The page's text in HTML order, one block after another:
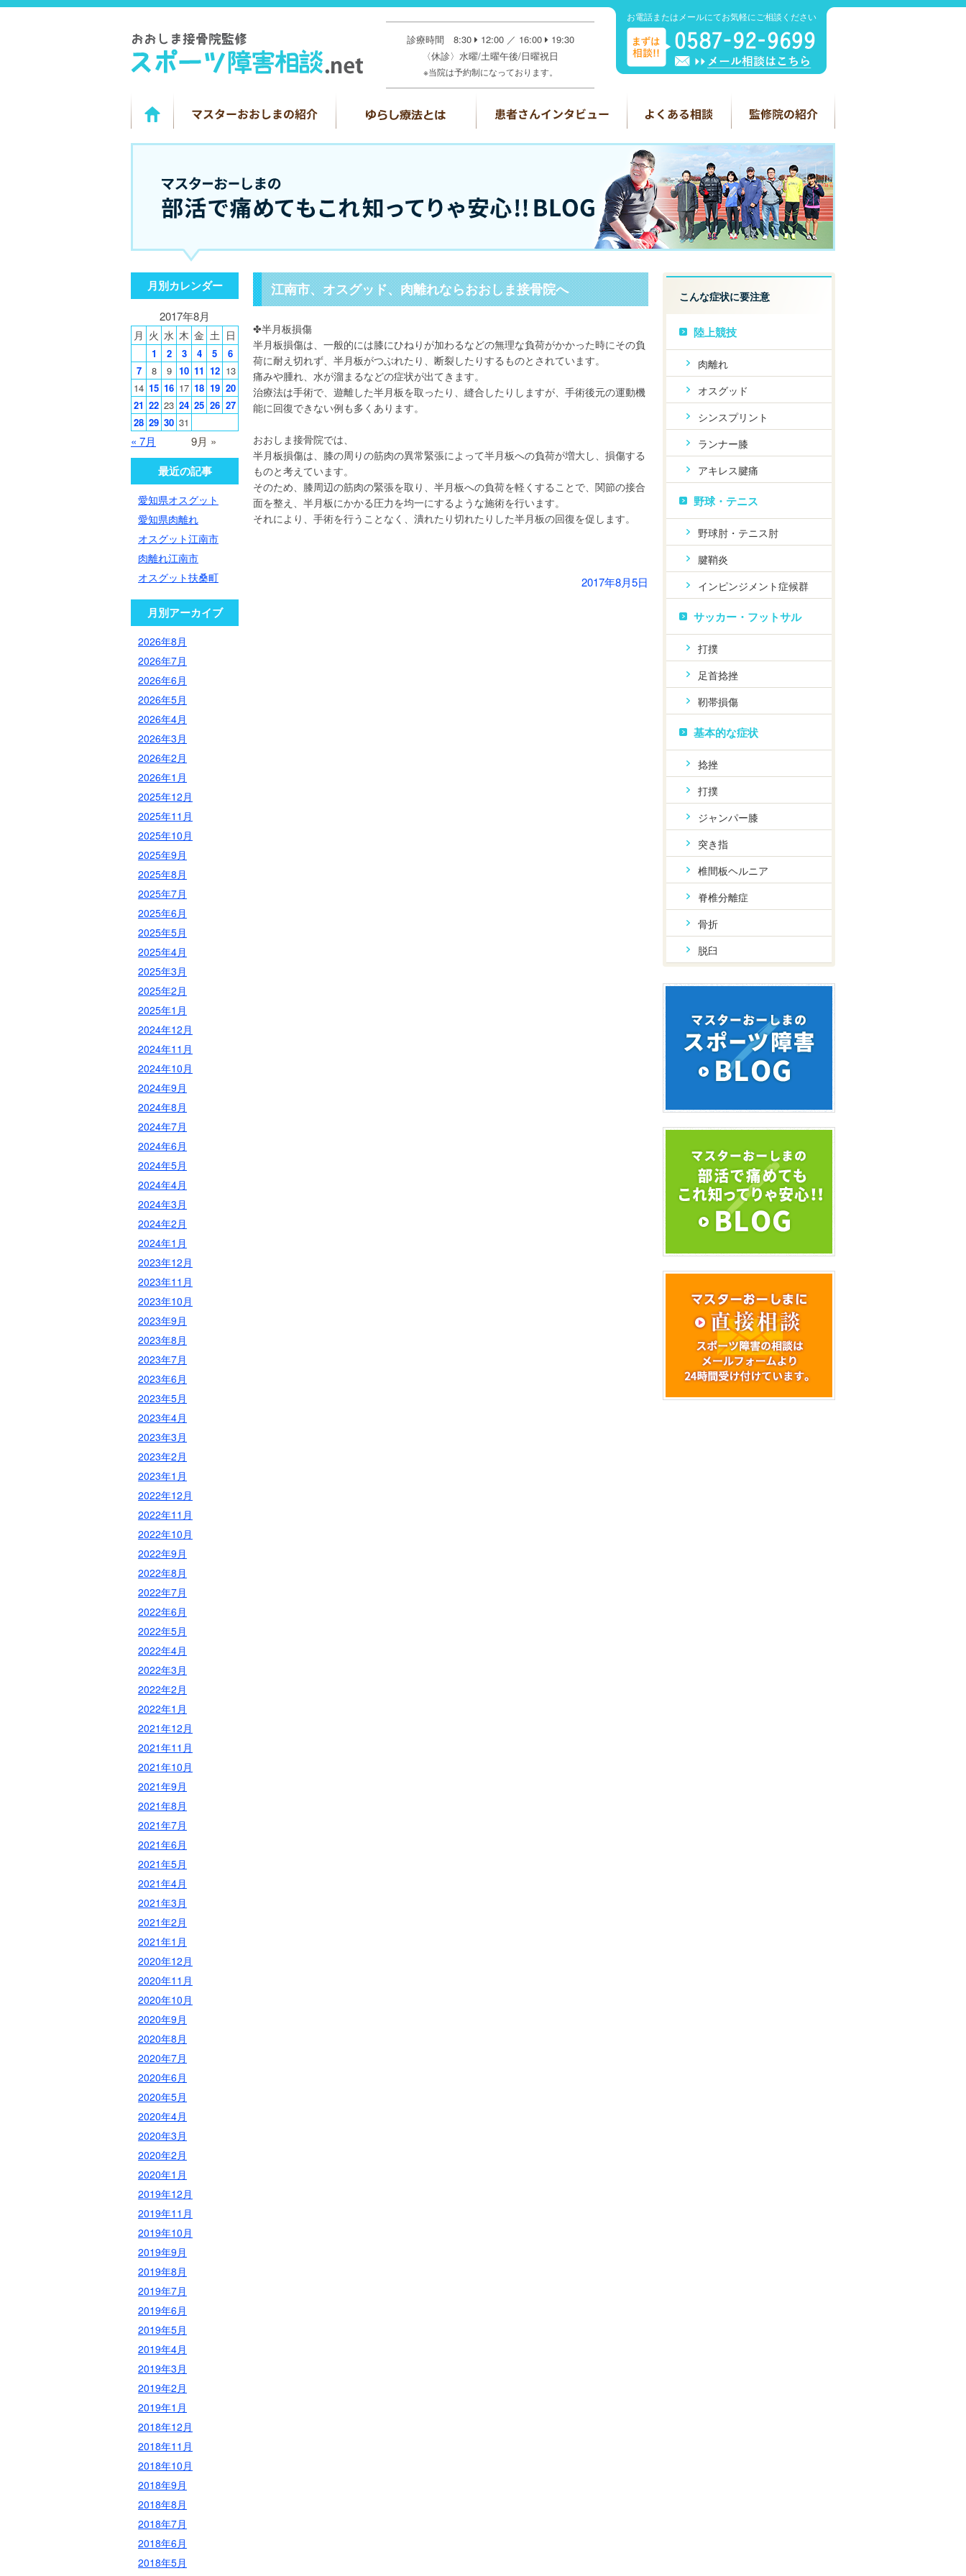
診療時間 8:30 12:00 ／ 16:00
19:30
〈休診〉水曜/土曜午後/日曜祝日
※当院は予約制になっております。
お電話またはメールにてお気軽にご相談ください
江南市、オスグッド、肉離れならおおしま接骨院へ
✤半月板損傷
半月板損傷は、一般的には膝にひねりが加わるなどの無理な負荷がかかった時にその負
荷に耐え切れず、半月板がつぶれたり、断裂したりするものとされています。
痛みや腫れ、水が溜まるなどの症状が出てきます。
治療法は手術で、遊離した半月板を取ったり、縫合したりしますが、手術後元の運動機
能に回復できない例も多くあります。
おおしま接骨院では、
半月板損傷は、膝の周りの筋肉の異常緊張によって半月板への負荷が増大し、損傷する
ものと考えています。
そのため、膝周辺の筋肉の緊張を取り、半月板への負荷を軽くすることで、関節の接合
面を整え、半月板にかかる圧力を均一にするような施術を行います。
それにより、手術を行うことなく、潰れたり切れたりした半月板の回復を促します。
2017年8月5日
月別カレンダー
2017年8月
月 火 水 木 金 土 日
« 7月 9月 »
1 2 3 4 5
6
7
8 9 10 11 12 13
14 15 16 17 18 19 20
21 22 23 24 25 26 27
28 29 30 31
最近の記事
愛知県オスグット
愛知県肉離れ
オスグット江南市
肉離れ江南市
オスグット扶桑町
月別アーカイブ
2026年8月
2026年7月
2026年6月
2026年5月
2026年4月
2026年3月
2026年2月
2026年1月
2025年12月
2025年11月
2025年10月
2025年9月
2025年8月
2025年7月
2025年6月
2025年5月
2025年4月
2025年3月
2025年2月
2025年1月
2024年12月
2024年11月
2024年10月
2024年9月
2024年8月
2024年7月
2024年6月
2024年5月
2024年4月
2024年3月
2024年2月
2024年1月
2023年12月
2023年11月
2023年10月
2023年9月
2023年8月
2023年7月
2023年6月
2023年5月
2023年4月
2023年3月
2023年2月
2023年1月
2022年12月
2022年11月
2022年10月
2022年9月
2022年8月
2022年7月
2022年6月
2022年5月
2022年4月
2022年3月
2022年2月
2022年1月
2021年12月
2021年11月
2021年10月
2021年9月
2021年8月
2021年7月
2021年6月
2021年5月
2021年4月
2021年3月
2021年2月
2021年1月
2020年12月
2020年11月
2020年10月
2020年9月
2020年8月
2020年7月
2020年6月
2020年5月
2020年4月
2020年3月
2020年2月
2020年1月
2019年12月
2019年11月
2019年10月
2019年9月
2019年8月
2019年7月
2019年6月
2019年5月
2019年4月
2019年3月
2019年2月
2019年1月
2018年12月
2018年11月
2018年10月
2018年9月
2018年8月
2018年7月
2018年6月
2018年5月
こんな症状に要注意
陸上競技
肉離れ
オスグッド
シンスプリント
ランナー膝
アキレス腱痛
野球・テニス
野球肘・テニス肘
腱鞘炎
インピンジメント症候群
サッカー・フットサル
打撲
足首捻挫
靭帯損傷
基本的な症状
捻挫
打撲
ジャンパー膝
突き指
椎間板ヘルニア
脊椎分離症
骨折
脱臼